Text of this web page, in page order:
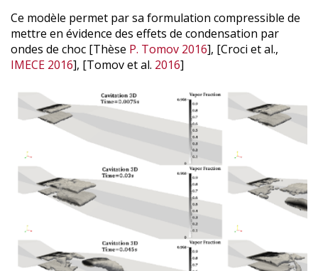
Ce modèle permet par sa formulation compressible de
mettre en évidence des effets de condensation par
ondes de choc [Thèse P. Tomov 2016], [Croci et al.,
IMECE 2016], [Tomov et al. 2016]